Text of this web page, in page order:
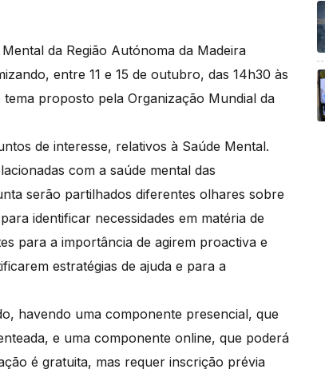
da Região Autónoma da Madeira
entre 11 e 15 de outubro, das 14h30 às
proposto pela Organização Mundial da
de interesse, relativos à Saúde Mental.
com a saúde mental das
serão partilhados diferentes olhares sobre
identificar necessidades em matéria de
para a importância de agirem proactiva e
estratégias de ajuda e para a
havendo uma componente presencial, que
e uma componente online, que poderá
é gratuita, mas requer inscrição prévia